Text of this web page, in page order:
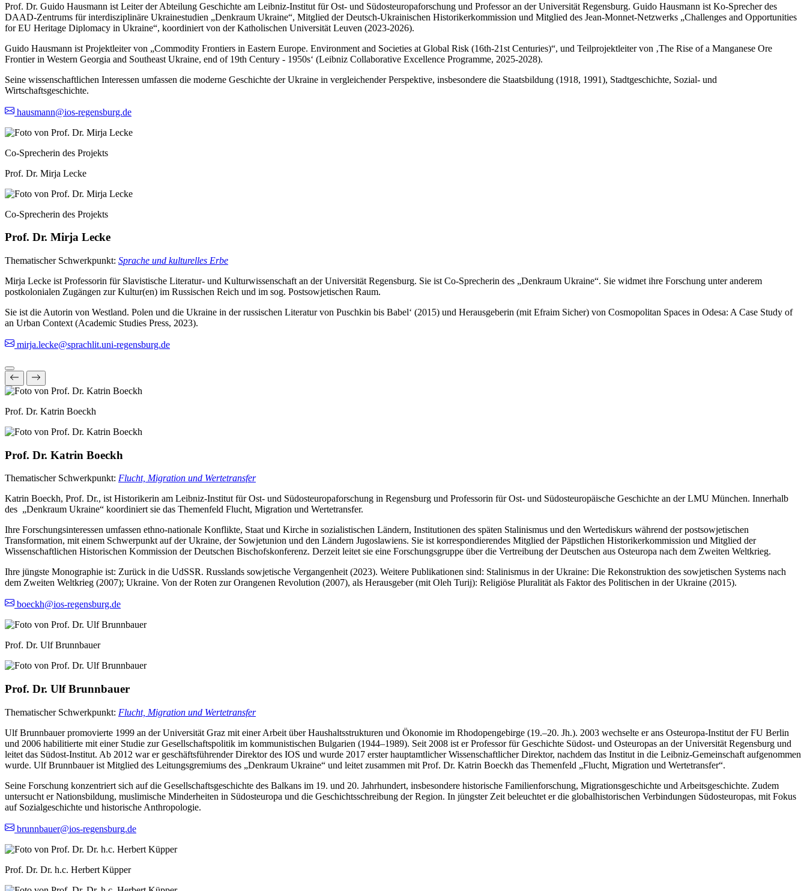
Prof. Dr. Guido Hausmann ist Leiter der Abteilung Geschichte am Leibniz-Institut für Ost- und Südosteuropaforschung und Professor an der Universität Regensburg. Guido Hausmann ist Ko-Sprecher des
DAAD-Zentrums für interdisziplinäre Ukrainestudien „Denkraum Ukraine“, Mitglied der Deutsch-Ukrainischen Historikerkommission und Mitglied des Jean-Monnet-Netzwerks „Challenges and Opportunities
for EU Heritage Diplomacy in Ukraine“, koordiniert von der Katholischen Universität Leuven (2023-2026).
Guido Hausmann ist Projektleiter von „Commodity Frontiers in Eastern Europe. Environment and Societies at Global Risk (16th-21st Centuries)“, und Teilprojektleiter von ‚The Rise of a Manganese Ore
Frontier in Western Georgia and Southeast Ukraine, end of 19th Century - 1950s‘ (Leibniz Collaborative Excellence Programme, 2025-2028).
Seine wissenschaftlichen Interessen umfassen die moderne Geschichte der Ukraine in vergleichender Perspektive, insbesondere die Staatsbildung (1918, 1991), Stadtgeschichte, Sozial- und
Wirtschaftsgeschichte.
hausmann@ios-regensburg.de
Co-Sprecherin des Projekts
Prof. Dr. Mirja Lecke
Co-Sprecherin des Projekts
Prof. Dr. Mirja Lecke
Thematischer Schwerkpunkt: Sprache und kulturelles Erbe
Mirja Lecke ist Professorin für Slavistische Literatur- und Kulturwissenschaft an der Universität Regensburg. Sie ist Co-Sprecherin des „Denkraum Ukraine“. Sie widmet ihre Forschung unter anderem
postkolonialen Zugängen zur Kultur(en) im Russischen Reich und im sog. Postsowjetischen Raum.
Sie ist die Autorin von Westland. Polen und die Ukraine in der russischen Literatur von Puschkin bis Babel‘ (2015) und Herausgeberin (mit Efraim Sicher) von Cosmopolitan Spaces in Odesa: A Case Study of
an Urban Context (Academic Studies Press, 2023).
mirja.lecke@sprachlit.uni-regensburg.de
Prof. Dr. Katrin Boeckh
Prof. Dr. Katrin Boeckh
Thematischer Schwerkpunkt: Flucht, Migration und Wertetransfer
Katrin Boeckh, Prof. Dr., ist Historikerin am Leibniz-Institut für Ost- und Südosteuropaforschung in Regensburg und Professorin für Ost- und Südosteuropäische Geschichte an der LMU München. Innerhalb
des „Denkraum Ukraine“ koordiniert sie das Themenfeld Flucht, Migration und Wertetransfer.
Ihre Forschungsinteressen umfassen ethno-nationale Konflikte, Staat und Kirche in sozialistischen Ländern, Institutionen des späten Stalinismus und den Wertediskurs während der postsowjetischen
Transformation, mit einem Schwerpunkt auf der Ukraine, der Sowjetunion und den Ländern Jugoslawiens. Sie ist korrespondierendes Mitglied der Päpstlichen Historikerkommission und Mitglied der
Wissenschaftlichen Historischen Kommission der Deutschen Bischofskonferenz. Derzeit leitet sie eine Forschungsgruppe über die Vertreibung der Deutschen aus Osteuropa nach dem Zweiten Weltkrieg.
Ihre jüngste Monographie ist: Zurück in die UdSSR. Russlands sowjetische Vergangenheit (2023). Weitere Publikationen sind: Stalinismus in der Ukraine: Die Rekonstruktion des sowjetischen Systems nach
dem Zweiten Weltkrieg (2007); Ukraine. Von der Roten zur Orangenen Revolution (2007), als Herausgeber (mit Oleh Turij): Religiöse Pluralität als Faktor des Politischen in der Ukraine (2015).
boeckh@ios-regensburg.de
Prof. Dr. Ulf Brunnbauer
Prof. Dr. Ulf Brunnbauer
Thematischer Schwerkpunkt: Flucht, Migration und Wertetransfer
Ulf Brunnbauer promovierte 1999 an der Universität Graz mit einer Arbeit über Haushaltsstrukturen und Ökonomie im Rhodopengebirge (19.–20. Jh.). 2003 wechselte er ans Osteuropa-Institut der FU Berlin
und 2006 habilitierte mit einer Studie zur Gesellschaftspolitik im kommunistischen Bulgarien (1944–1989). Seit 2008 ist er Professor für Geschichte Südost- und Osteuropas an der Universität Regensburg und
leitet das Südost-Institut. Ab 2012 war er geschäftsführender Direktor des IOS und wurde 2017 erster hauptamtlicher Wissenschaftlicher Direktor, nachdem das Institut in die Leibniz-Gemeinschaft aufgenommen
wurde. Ulf Brunnbauer ist Mitglied des Leitungsgremiums des „Denkraum Ukraine“ und leitet zusammen mit Prof. Dr. Katrin Boeckh das Themenfeld „Flucht, Migration und Wertetransfer“.
Seine Forschung konzentriert sich auf die Gesellschaftsgeschichte des Balkans im 19. und 20. Jahrhundert, insbesondere historische Familienforschung, Migrationsgeschichte und Arbeitsgeschichte. Zudem
untersucht er Nationsbildung, muslimische Minderheiten in Südosteuropa und die Geschichtsschreibung der Region. In jüngster Zeit beleuchtet er die globalhistorischen Verbindungen Südosteuropas, mit Fokus
auf Sozialgeschichte und historische Anthropologie.
brunnbauer@ios-regensburg.de
Prof. Dr. Dr. h.c. Herbert Küpper